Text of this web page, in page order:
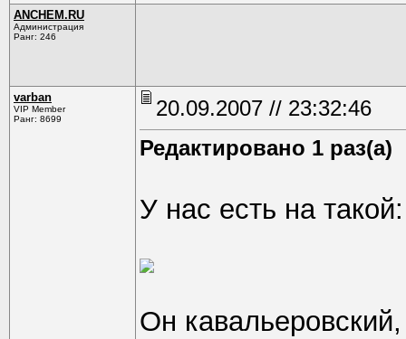
ANCHEM.RU
Администрация
Ранг: 246
varban
VIP Member
Ранг: 8699
20.09.2007 // 23:32:46
Редактировано 1 раз(а)
У нас есть на такой:
Он